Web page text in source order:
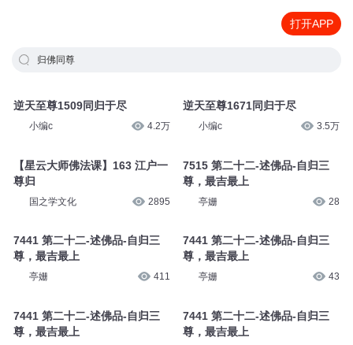
打开APP
归佛同尊
逆天至尊1509同归于尽
小编c 4.2万
【星云大师佛法课】163 江户一
尊归
国之学文化 2895
7441 第二十二-述佛品-自归三
尊，最吉最上
亭姗 411
7441 第二十二-述佛品-自归三
尊，最吉最上
逆天至尊1671同归于尽
小编c 3.5万
7515 第二十二-述佛品-自归三
尊，最吉最上
亭姗 28
7441 第二十二-述佛品-自归三
尊，最吉最上
亭姗 43
7441 第二十二-述佛品-自归三
尊，最吉最上